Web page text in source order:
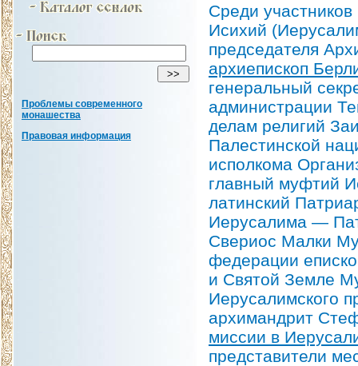
Проблемы современного
монашества
Правовая информация
Среди
Исихий
председателя
архиепископ
генеральный
администрации
делам религий
Палестинской
исполкома
главный муфтий
латинский
Иерусалима —
Свериос Малки
федерации
и Святой Земле
Иерусалимского
архимандрит
миссии в
представители